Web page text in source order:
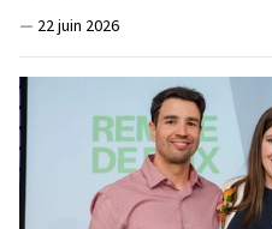
— 22 juin 2026